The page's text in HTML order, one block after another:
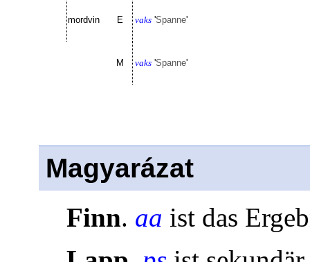
mordvin E vaks 'Spanne'
M vaks 'Spanne'
Magyarázat
Finn. aa ist das